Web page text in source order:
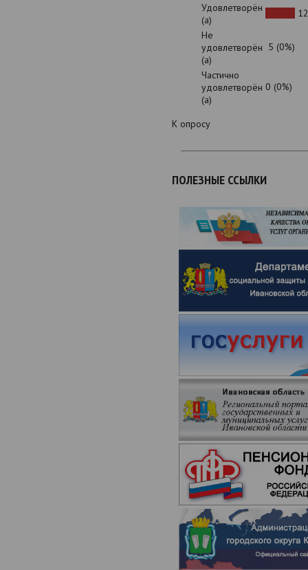
Удовлетворён
(а)
Не
удовлетворён
(а)
5 (0%)
Частично
удовлетворён
(а)
0 (0%)
К опросу
ПОЛЕЗНЫЕ ССЫЛКИ